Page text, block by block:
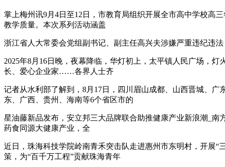
掌上梅州讯9月4日至12日，市教育局组织开展全市高中学校高
教学质量。本次系列活动涵盖
浙江省人大常委会党组副书记、副主任高兴夫涉嫌严重违纪违
2025年8月16日晚，夜幕降临，华灯初上，太平镇人民广场，
长、爱心企业家……各界人士齐
记者从水利部了解到，8月17日，四川眉山成都、山西晋城、
东、广西、贵州、海南等6个省区市的
星油藤新品发布，安立邦三大品牌联合助推健康产业新浪潮_南
药食同源大健康产业，全
近日，珠海科技学院岭南青禾突击队走进惠州市东明村，开展
策，为“百千万工程”贡献珠海青年